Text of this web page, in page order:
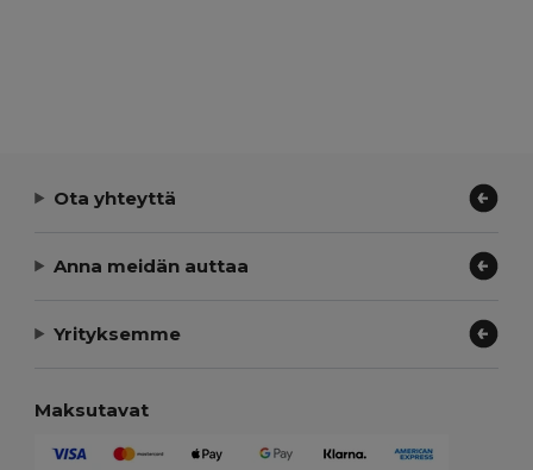
Ota yhteyttä
Anna meidän auttaa
Yrityksemme
Maksutavat